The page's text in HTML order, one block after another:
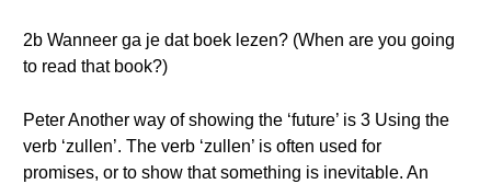
2b Wanneer ga je dat boek lezen? (When are you going
to read that book?)
Peter Another way of showing the ‘future’ is 3 Using the
verb ‘zullen’. The verb ‘zullen’ is often used for
promises, or to show that something is inevitable. An